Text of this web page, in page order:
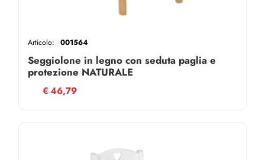
Seggiolone in legno con seduta paglia e
protezione NATURALE
Articolo: 001564
€46,79